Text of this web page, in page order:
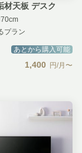
材天板 デスク
プラン
あとから購入可能
1,400 円/月〜